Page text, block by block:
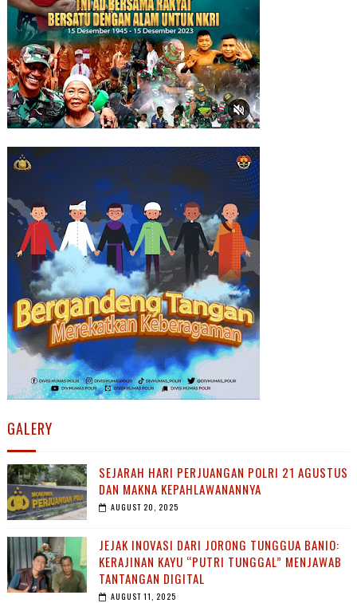
GALERY
SEJARAH HARI PERJUANGAN POLRI 21 AGUSTUS
DAN MAKNA KEPAHLAWANANNYA
AUGUST 20, 2025
JEJAK INOVASI DARI JORONG TUNGGUA BANIO:
KERAJINAN KAYU “PUTRI TUNGGAL” MENJAWAB
TANTANGAN DIGITAL
AUGUST 11, 2025